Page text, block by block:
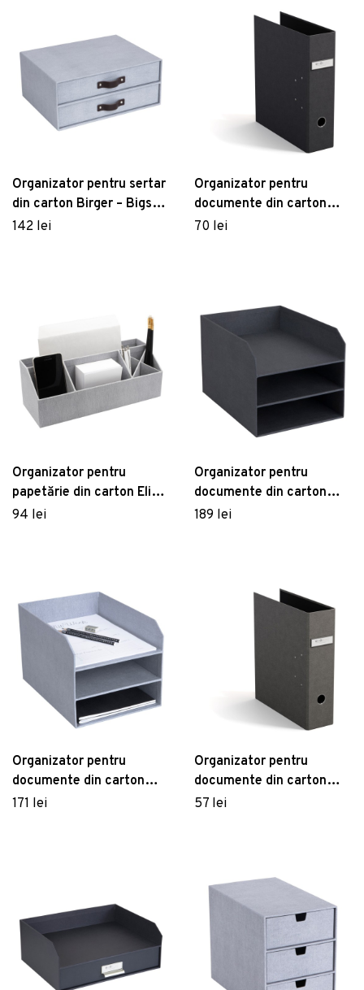
Organizator pentru sertar
din carton Birger – Bigso
Box of Sweden
142 lei
Organizator pentru
documente din carton
Archie – Bigso Box of
70 lei
Organizator pentru
papetărie din carton Elisa
– Bigso Box of Sweden
94 lei
Organizator pentru
documente din carton
Trey – Bigso Box of
189 lei
Organizator pentru
documente din carton
Trey – Bigso Box of
171 lei
Organizator pentru
documente din carton
Archie – Bigso Box of
57 lei